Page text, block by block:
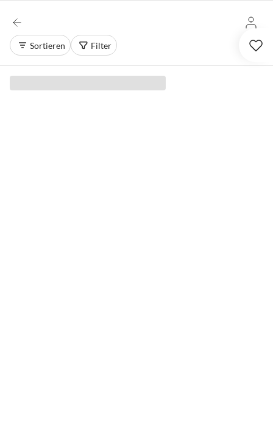
Sortieren Filter